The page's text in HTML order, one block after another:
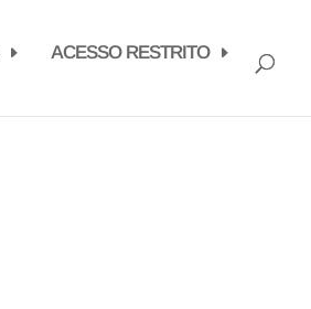
ACESSO RESTRITO